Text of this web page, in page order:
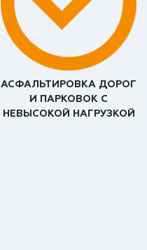
АСФАЛЬТИРОВКА ДОРОГ
И ПАРКОВОК С
НЕВЫСОКОЙ НАГРУЗКОЙ